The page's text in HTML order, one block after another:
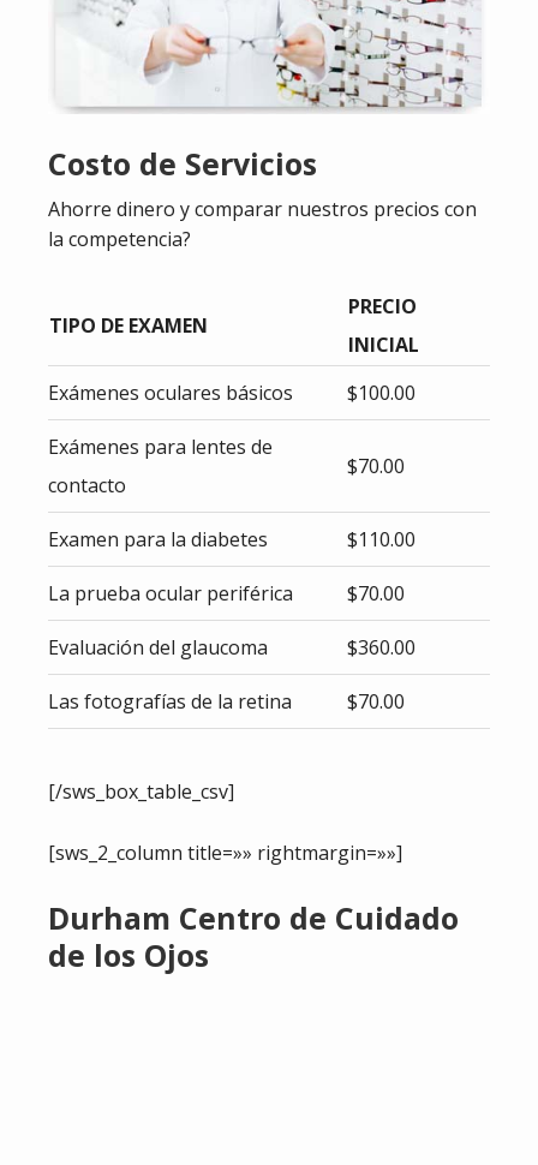
Costo de Servicios
Ahorre dinero y comparar nuestros precios con
la competencia?
TIPO DE EXAMEN
PRECIO
INICIAL
Exámenes oculares básicos
$100.00
Exámenes para lentes de
contacto
$70.00
Examen para la diabetes $110.00
La prueba ocular periférica $70.00
Evaluación del glaucoma $360.00
Las fotografías de la retina $70.00
[/sws_box_table_csv]
[sws_2_column title=»» rightmargin=»»]
Durham Centro de Cuidado
de los Ojos